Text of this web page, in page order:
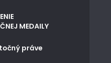
MEDAILY
práve